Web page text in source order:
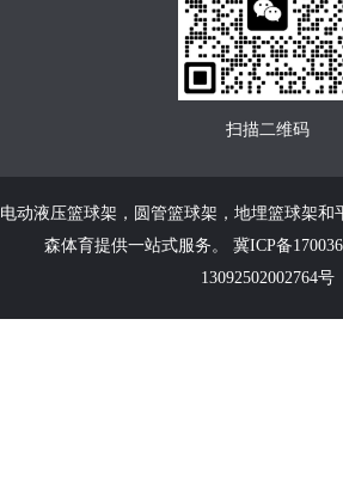
扫描二维码
电动液压篮球架 ， 圆管篮球架 ， 地埋篮球架和
森体育提供一站式服务。 冀ICP备
13092502002764号